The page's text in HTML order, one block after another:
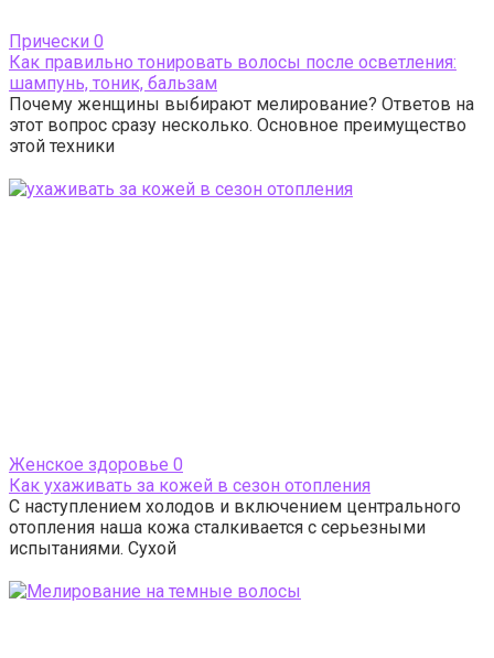
Прически 0
Как правильно тонировать волосы после осветления:
шампунь, тоник, бальзам
Почему женщины выбирают мелирование? Ответов на
этот вопрос сразу несколько. Основное преимущество
этой техники
Женское здоровье 0
Как ухаживать за кожей в сезон отопления
С наступлением холодов и включением центрального
отопления наша кожа сталкивается с серьезными
испытаниями. Сухой